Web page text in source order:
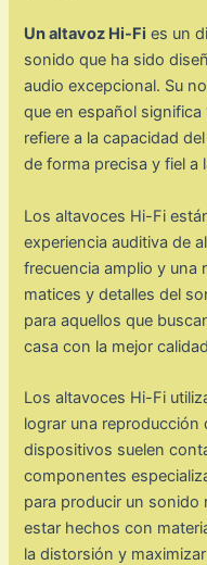
Un altavoz Hi-Fi es un
sonido que ha sido
audio excepcional. Su
que en español significa
refiere a la capacidad
de forma precisa y fiel a
Los altavoces Hi-Fi
experiencia auditiva de
frecuencia amplio y una
matices y detalles del
para aquellos que
casa con la mejor
Los altavoces Hi-Fi
lograr una
dispositivos suelen
componentes
para producir un sonido
estar hechos con
la distorsión y